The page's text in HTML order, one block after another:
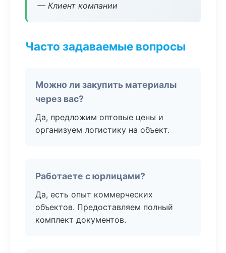
— Клиент компании
Часто задаваемые вопросы
Можно ли закупить материалы
через вас?
Да, предложим оптовые цены и
организуем логистику на объект.
Работаете с юрлицами?
Да, есть опыт коммерческих
объектов. Предоставляем полный
комплект документов.